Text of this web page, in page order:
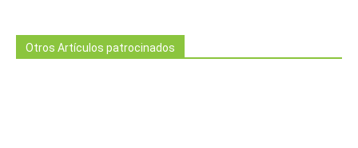
Otros Artículos patrocinados